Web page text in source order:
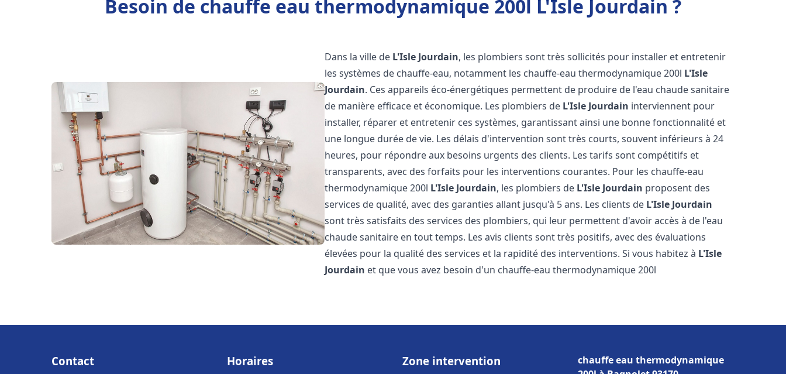
Besoin de chauffe eau thermodynamique 200l L'Isle Jourdain ?
Dans la ville de L'Isle Jourdain, les plombiers sont très sollicités pour installer et entretenir
les systèmes de chauffe-eau, notamment les chauffe-eau thermodynamique 200l L'Isle
Jourdain. Ces appareils éco-énergétiques permettent de produire de l'eau chaude sanitaire
de manière efficace et économique. Les plombiers de L'Isle Jourdain interviennent pour
installer, réparer et entretenir ces systèmes, garantissant ainsi une bonne fonctionnalité et
une longue durée de vie. Les délais d'intervention sont très courts, souvent inférieurs à 24
heures, pour répondre aux besoins urgents des clients. Les tarifs sont compétitifs et
transparents, avec des forfaits pour les interventions courantes. Pour les chauffe-eau
thermodynamique 200l L'Isle Jourdain, les plombiers de L'Isle Jourdain proposent des
services de qualité, avec des garanties allant jusqu'à 5 ans. Les clients de L'Isle Jourdain
sont très satisfaits des services des plombiers, qui leur permettent d'avoir accès à de l'eau
chaude sanitaire en tout temps. Les avis clients sont très positifs, avec des évaluations
élevées pour la qualité des services et la rapidité des interventions. Si vous habitez à L'Isle
Jourdain et que vous avez besoin d'un chauffe-eau thermodynamique 200l
Contact Horaires Zone intervention
chauffe eau thermodynamique